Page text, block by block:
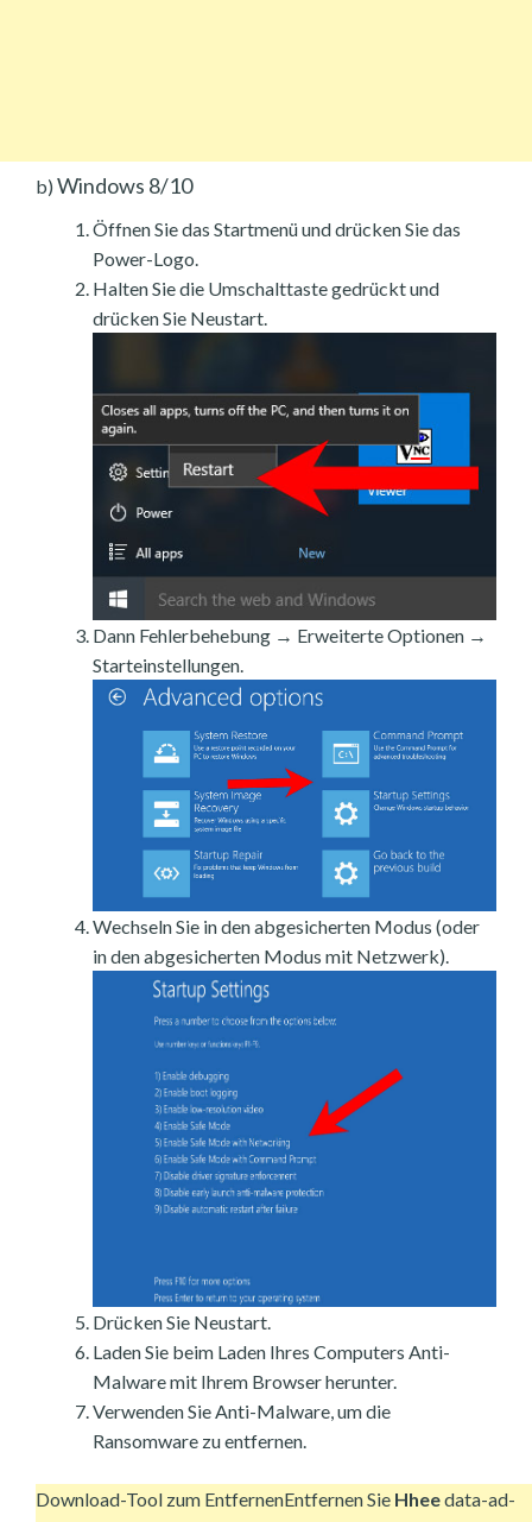
b) Windows 8/10
Öffnen Sie das Startmenü und drücken Sie das
Power-Logo.
Halten Sie die Umschalttaste gedrückt und
drücken Sie Neustart.
Dann Fehlerbehebung → Erweiterte Optionen →
Starteinstellungen.
Wechseln Sie in den abgesicherten Modus (oder
in den abgesicherten Modus mit Netzwerk).
Drücken Sie Neustart.
Laden Sie beim Laden Ihres Computers Anti-
Malware mit Ihrem Browser herunter.
Verwenden Sie Anti-Malware, um die
Ransomware zu entfernen.
Download-Tool zum EntfernenEntfernen Sie Hheedata-ad-